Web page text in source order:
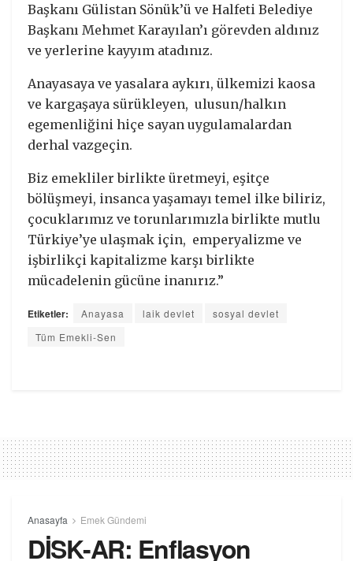
Başkanı Gülistan Sönük’ü ve Halfeti Belediye
Başkanı Mehmet Karayılan’ı görevden aldınız
ve yerlerine kayyım atadınız.
Anayasaya ve yasalara aykırı, ülkemizi kaosa
ve kargaşaya sürükleyen, ulusun/halkın
egemenliğini hiçe sayan uygulamalardan
derhal vazgeçin.
Biz emekliler birlikte üretmeyi, eşitçe
bölüşmeyi, insanca yaşamayı temel ilke biliriz,
çocuklarımız ve torunlarımızla birlikte mutlu
Türkiye’ye ulaşmak için, emperyalizme ve
işbirlikçi kapitalizme karşı birlikte
mücadelenin gücüne inanırız.”
Etiketler: Anayasa laik devlet
sosyal devlet
Tüm Emekli-Sen
Anasayfa Emek Gündemi
DİSK-AR: Enflasyon